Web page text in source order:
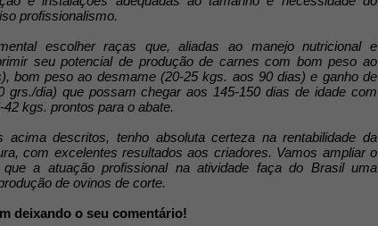
profissionalismo.
escolher raças que, aliadas ao manejo nutricional e
seu potencial de produção de carnes com bom peso ao
bom peso ao desmame (20-25 kgs. aos 90 dias) e ganho de
grs./dia) que possam chegar aos 145-150 dias de idade com
kgs. prontos para o abate.
acima descritos, tenho absoluta certeza na rentabilidade da
com excelentes resultados aos criadores. Vamos ampliar o
a atuação profissional na atividade faça do Brasil uma
de ovinos de corte.
deixando o seu comentário!